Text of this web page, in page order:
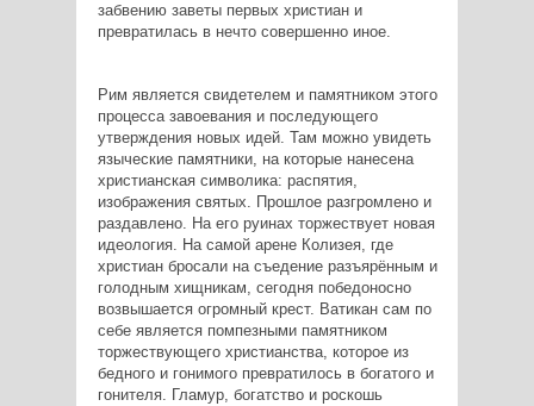
забвению заветы первых христиан и
превратилась в нечто совершенно иное.
Рим является свидетелем и памятником этого
процесса завоевания и последующего
утверждения новых идей. Там можно увидеть
языческие памятники, на которые нанесена
христианская символика: распятия,
изображения святых. Прошлое разгромлено и
раздавлено. На его руинах торжествует новая
идеология. На самой арене Колизея, где
христиан бросали на съедение разъярённым и
голодным хищникам, сегодня победоносно
возвышается огромный крест. Ватикан сам по
себе является помпезными памятником
торжествующего христианства, которое из
бедного и гонимого превратилось в богатого и
гонителя. Гламур, богатство и роскошь